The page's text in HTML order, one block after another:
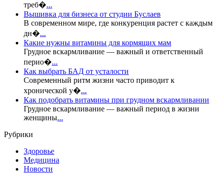
треб�...
Вышивка для бизнеса от студии Буслаев
В современном мире, где конкуренция растет с каждым
дн�...
Какие нужны витамины для кормящих мам
Грудное вскармливание — важный и ответственный
перио�...
Как выбрать БАД от усталости
Современный ритм жизни часто приводит к
хронической у�...
Как подобрать витамины при грудном вскармливании
Грудное вскармливание — важный период в жизни
женщины...
Рубрики
Здоровье
Медицина
Новости